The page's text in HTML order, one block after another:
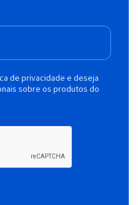
de privacidade e deseja
sobre os produtos do